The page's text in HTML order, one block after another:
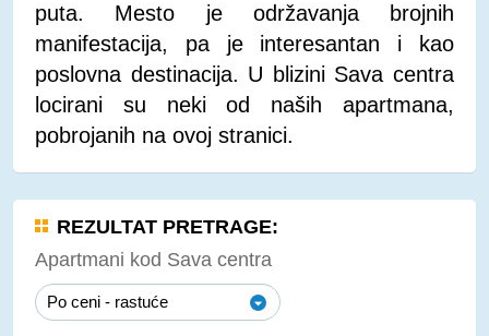
puta. Mesto je održavanja brojnih
manifestacija, pa je interesantan i kao
poslovna destinacija. U blizini Sava centra
locirani su neki od naših apartmana,
pobrojanih na ovoj stranici.
REZULTAT PRETRAGE:
Apartmani kod Sava centra
Po ceni - rastuće